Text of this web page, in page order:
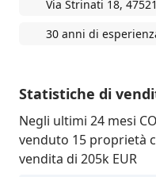
Via Strinati 18,
30 anni di
Statistiche di
Negli ultimi 24 mesi
venduto 15 proprietà
vendita di 205k EUR